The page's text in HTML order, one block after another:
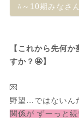
⁂～10期みなさ
【これから先何
すか？🤩】
💌
野望…ではないん
関係が ずーっと